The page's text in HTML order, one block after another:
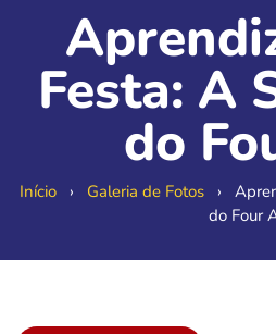
Festa: A
do
Início› Galeria de Fotos›
do Four